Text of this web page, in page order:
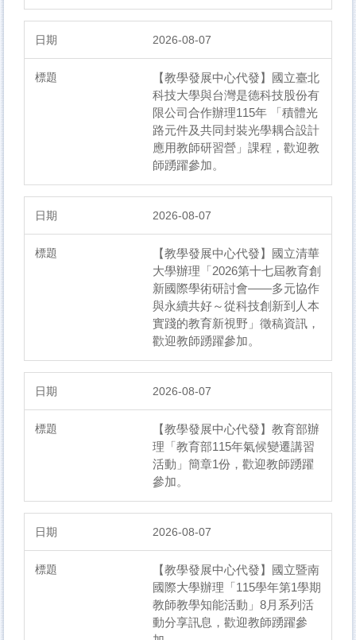
2026-08-07
【教學發展中心代發】國立臺北
科技大學與台灣是德科技股份有
限公司合作辦理115年 「積體光
路元件及共同封裝光學耦合設計
應用教師研習營」課程，歡迎教
師踴躍參加。
2026-08-07
【教學發展中心代發】國立清華
大學辦理「2026第十七屆教育創
新國際學術研討會——多元協作
與永續共好～從科技創新到人本
實踐的教育新視野」徵稿資訊，
歡迎教師踴躍參加。
2026-08-07
【教學發展中心代發】教育部辦
理「教育部115年氣候變遷講習
活動」簡章1份，歡迎教師踴躍
參加。
2026-08-07
【教學發展中心代發】國立暨南
國際大學辦理「115學年第1學期
教師教學知能活動」8月系列活
動分享訊息，歡迎教師踴躍參